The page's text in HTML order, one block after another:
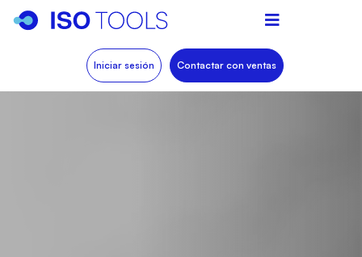
Iniciar sesión Contactar con ventas